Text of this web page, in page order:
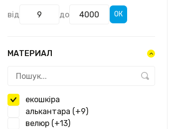
Полки на торпеду
Перетяжка салону
від до ОК
МАТЕРИАЛ
екошкіра
алькантара (+9)
велюр (+13)